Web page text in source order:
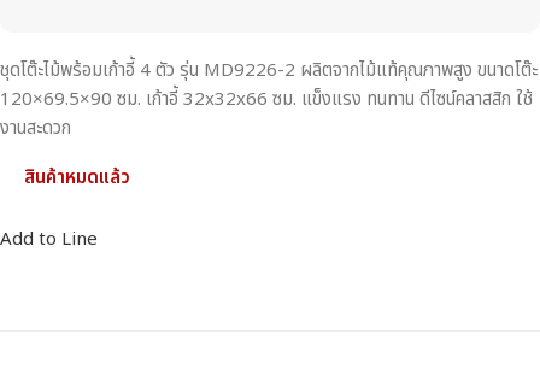
ชุดโต๊ะไม้พร้อมเก้าอี้ 4 ตัว รุ่น MD9226-2 ผลิตจากไม้แท้คุณภาพสูง ขนาดโต๊ะ
120×69.5×90 ซม. เก้าอี้ 32x32x66 ซม. แข็งแรง ทนทาน ดีไซน์คลาสสิก ใช้
งานสะดวก
สินค้าหมดแล้ว
Add to Line